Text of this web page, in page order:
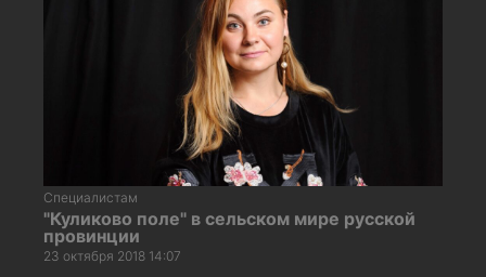
Специалистам
"Куликово поле" в сельском мире русской
провинции
23 октября 2018 14:07